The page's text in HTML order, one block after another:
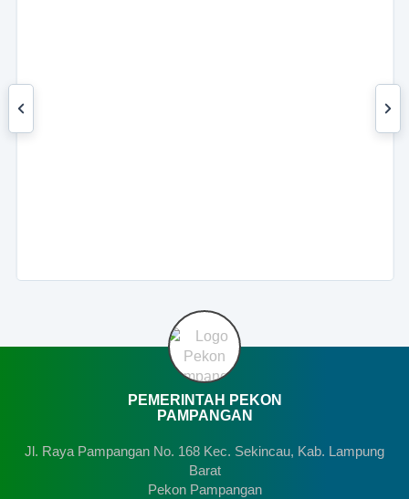
PEMERINTAH PEKON
PAMPANGAN
Jl. Raya Pampangan No. 168 Kec. Sekincau, Kab. Lampung
Barat
Pekon Pampangan